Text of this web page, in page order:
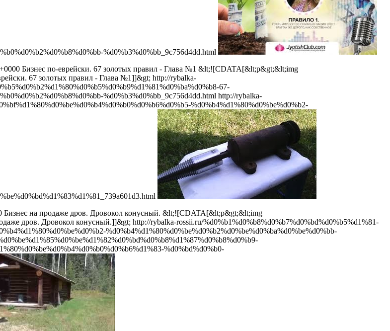
%d0%b3%d0%bb_9c756d4dd.html
Бизнес по-еврейски. 67 золотых правил - Глава №1 &lt;![CDATA[&lt;p&gt;&lt;img
67 золотых правил - Глава №1]]&gt; http://rybalka-
67-
%d0%b3%d0%bb_9c756d4dd.html http://rybalka-
%d0%b4%d1%80%d0%be%d0%b2-
Бизнес на продаже дров. Дровокол конусный. &lt;![CDATA[&lt;p&gt;&lt;img
дров. Дровокол конусный.]]&gt; http://rybalka-rossii.ru/%d0%b1%d0%b8%d0%b7%d0%bd%d0%b5%d1%81-
%d0%b4%d1%80%d0%be%d0%b2%d0%be%d0%ba%d0%be%d0%bb-
%d0%bd%d0%b0-